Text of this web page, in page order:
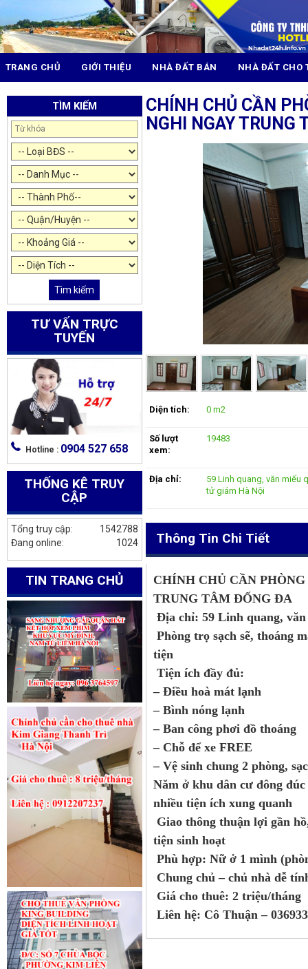
TRANG CHỦ GIỚI THIỆU NHÀ ĐẤT BÁN NHÀ ĐẤT CHO
TÌM KIẾM
Tìm kiếm
TƯ VẤN TRỰC
TUYẾN
Hotline : 0904 527 658
THỐNG KÊ TRUY
CẬP
1542788
Tổng truy cập:
1024
Đang online:
TIN TRANG CHỦ
CHÍNH CHỦ CẦN
NGHI NGAY
Diện tích: 0 m2
Số lượt
xem:
19483
Địa chỉ:
59 Linh quang, văn miếu
tử giám Hà Nội
Thông Tin Chi Tiết
CHÍNH CHỦ CẦN
TRUNG TÂM ĐỐNG ĐA
Địa chỉ: 59 Linh quang,
Phòng trọ sạch sẽ, thoáng
tiện
Tiện ích đầy đủ:
– Điều hoà mát lạnh
– Bình nóng lạnh
– Ban công phơi đồ thoáng
– Chỗ để xe FREE
– Vệ sinh chung 2 phòng,
Năm ở khu dân cư đông
nhiều tiện ích xung quanh
Giao thông thuận lợi gần
tiện sinh hoạt
Phù hợp: Nữ ở 1 mình
Chung chủ – chủ nhà dễ
Giá cho thuê: 2 triệu/tháng
Liên hệ: Cô Thuận –